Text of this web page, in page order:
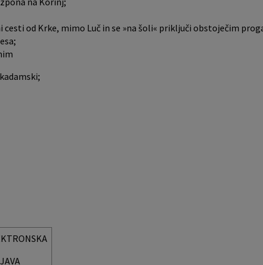
od Krke, mimo Luč in se »na šoli« priključi obstoječim